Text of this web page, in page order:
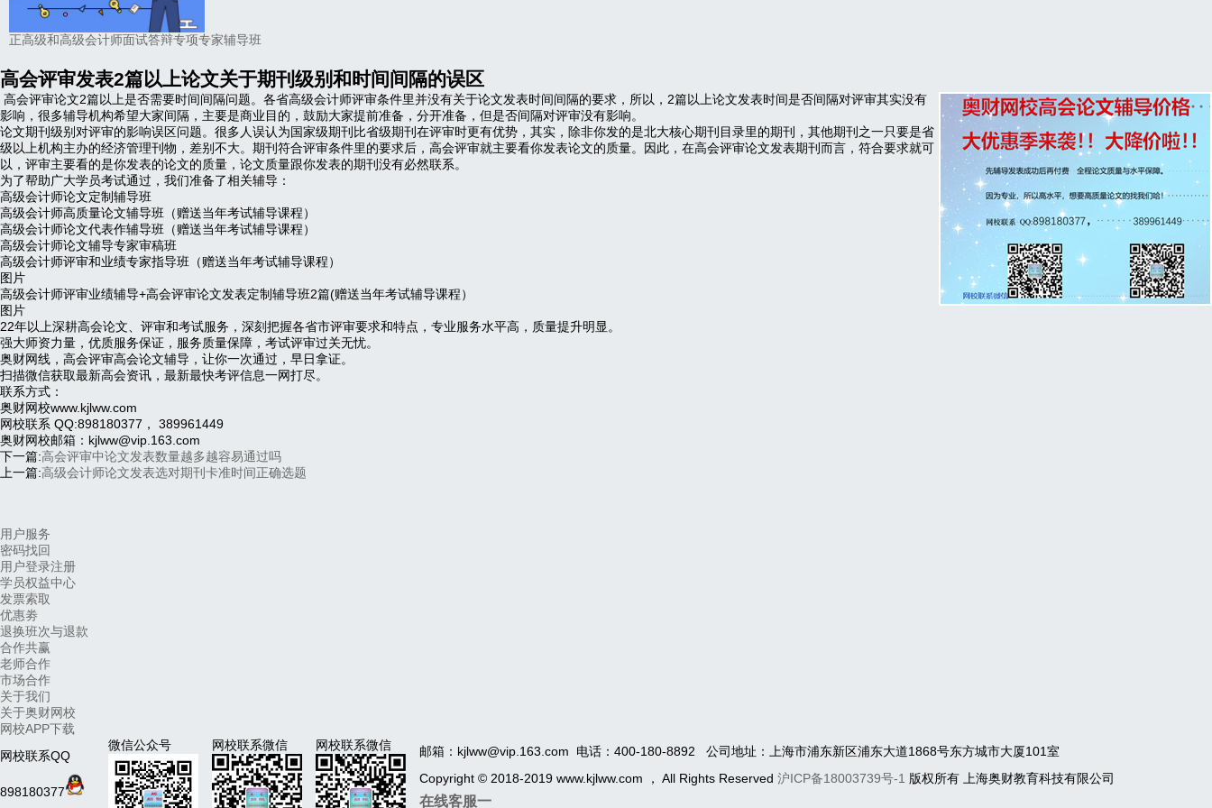
正高级和高级会计师面试答辩专项专家辅导班
高会评审发表2篇以上论文关于期刊级别和时间间隔的误区
高会评审论文2篇以上是否需要时间间隔问题。各省高级会计师评审条件里并没有关于论文发表时间间隔的要求，所以，2篇以上论文发表时间是否间隔对评审其实没有
影响，很多辅导机构希望大家间隔，主要是商业目的，鼓励大家提前准备，分开准备，但是否间隔对评审没有影响。
论文期刊级别对评审的影响误区问题。很多人误认为国家级期刊比省级期刊在评审时更有优势，其实，除非你发的是北大核心期刊目录里的期刊，其他期刊之一只要是省
级以上机构主办的经济管理刊物，差别不大。期刊符合评审条件里的要求后，高会评审就主要看你发表论文的质量。因此，在高会评审论文发表期刊而言，符合要求就可
以，评审主要看的是你发表的论文的质量，论文质量跟你发表的期刊没有必然联系。
为了帮助广大学员考试通过，我们准备了相关辅导：
高级会计师论文定制辅导班
高级会计师高质量论文辅导班（赠送当年考试辅导课程）
高级会计师论文代表作辅导班（赠送当年考试辅导课程）
高级会计师论文辅导专家审稿班
高级会计师评审和业绩专家指导班（赠送当年考试辅导课程）
图片
高级会计师评审业绩辅导+高会评审论文发表定制辅导班2篇(赠送当年考试辅导课程）
图片
22年以上深耕高会论文、评审和考试服务，深刻把握各省市评审要求和特点，专业服务水平高，质量提升明显。
强大师资力量，优质服务保证，服务质量保障，考试评审过关无忧。
奥财网线，高会评审高会论文辅导，让你一次通过，早日拿证。
扫描微信获取最新高会资讯，最新最快考评信息一网打尽。
联系方式：
奥财网校www.kjlww.com
网校联系 QQ:898180377， 389961449
奥财网校邮箱：kjlww@vip.163.com
下一篇:高会评审中论文发表数量越多越容易通过吗
上一篇:高级会计师论文发表选对期刊卡准时间正确选题
用户服务
密码找回
用户登录注册
学员权益中心
发票索取
优惠劵
退换班次与退款
合作共赢
老师合作
市场合作
关于我们
关于奥财网校
网校APP下载
网校联系QQ
898180377
微信公众号 网校联系微信 网校联系微信
邮箱：kjlww@vip.163.com 电话：400-180-8892 公司地址：上海市浦东新区浦东大道1868号东方城市大厦101室
Copyright © 2018-2019 www.kjlww.com ， All Rights Reserved 沪ICP备18003739号-1 版权所有 上海奥财教育科技有限公司
在线客服一